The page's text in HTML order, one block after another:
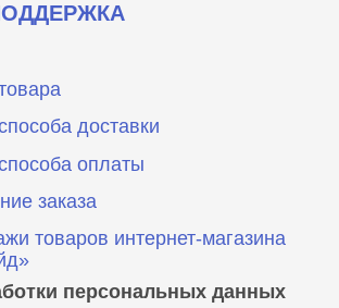
доставки
оплаты
заказа
товаров интернет-магазина
персональных данных